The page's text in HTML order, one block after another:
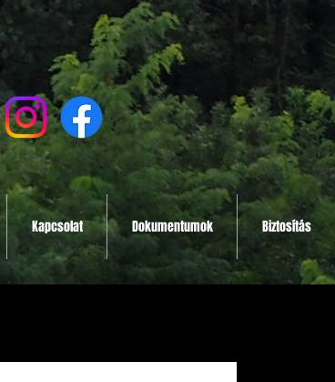
Kapcsolat Dokumentumok Biztosítás